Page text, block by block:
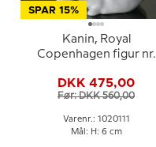
SPAR 15%
Kanin, Royal
Copenhagen figur nr.
DKK 475,00
Før: DKK 560,00
Varenr.: 1020111
Mål: H: 6 cm